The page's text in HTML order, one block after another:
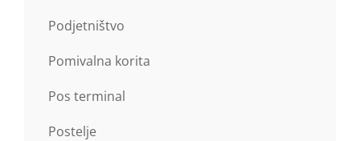
Podjetništvo
Pomivalna korita
Pos terminal
Postelje